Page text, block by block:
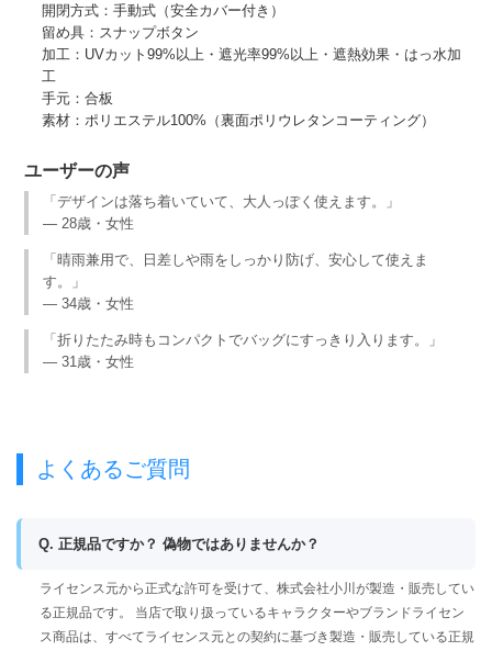
開閉方式：手動式（安全カバー付き）
留め具：スナップボタン
加工：UVカット99%以上・遮光率99%以上・遮熱効果・はっ水加
工
手元：合板
素材：ポリエステル100%（裏面ポリウレタンコーティング）
ユーザーの声
「デザインは落ち着いていて、大人っぽく使えます。」
— 28歳・女性
「晴雨兼用で、日差しや雨をしっかり防げ、安心して使えま
す。」
— 34歳・女性
「折りたたみ時もコンパクトでバッグにすっきり入ります。」
— 31歳・女性
よくあるご質問
Q. 正規品ですか？ 偽物ではありませんか？
ライセンス元から正式な許可を受けて、株式会社小川が製造・販売してい
る正規品です。 当店で取り扱っているキャラクターやブランドライセン
ス商品は、すべてライセンス元との契約に基づき製造・販売している正規